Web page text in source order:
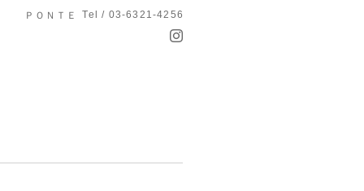
ＰＯＮＴＥ Tel / 03-6321-4256